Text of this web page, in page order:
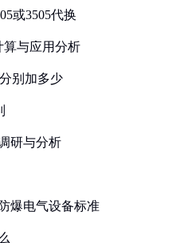
或3505代换
算与应用分析
别加多少
研与分析
爆电气设备标准